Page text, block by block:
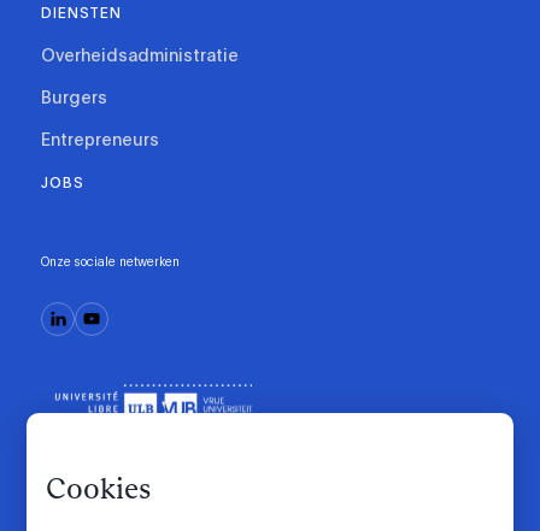
Cookies
DIENSTEN
Overheidsadministratie
Burgers
Entrepreneurs
JOBS
Onze sociale netwerken